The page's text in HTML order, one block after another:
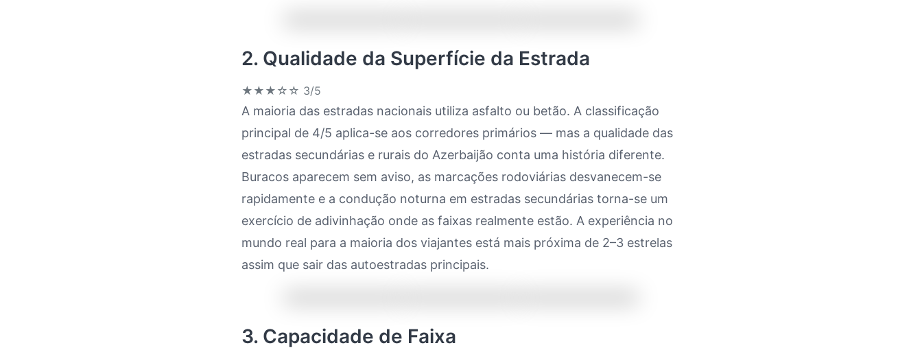
2. Qualidade da Superfície da Estrada
★★★☆☆ 3/5
A maioria das estradas nacionais utiliza asfalto ou betão. A classificação
principal de 4/5 aplica-se aos corredores primários — mas a qualidade das
estradas secundárias e rurais do Azerbaijão conta uma história diferente.
Buracos aparecem sem aviso, as marcações rodoviárias desvanecem-se
rapidamente e a condução noturna em estradas secundárias torna-se um
exercício de adivinhação onde as faixas realmente estão. A experiência no
mundo real para a maioria dos viajantes está mais próxima de 2–3 estrelas
assim que sair das autoestradas principais.
3. Capacidade de Faixa